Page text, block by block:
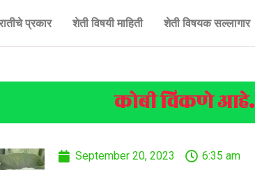
प्रकार शेती विषयी माहिती शेती विषयक सल्लागार
कोबी विकणे आहे.
September 20, 2023 6:35 am